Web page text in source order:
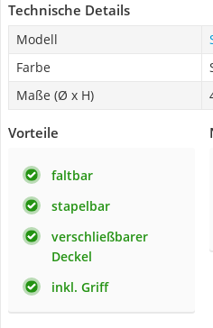
Technische Details
Modell
Farbe
Maße (Ø x H)
Vorteile
faltbar
stapelbar
verschließbarer
Deckel
inkl. Griff